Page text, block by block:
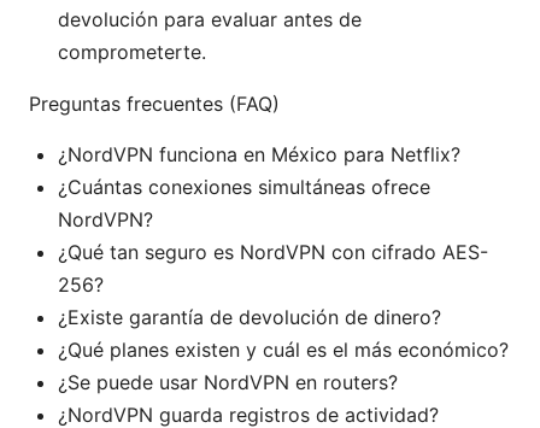
devolución para evaluar antes de
comprometerte.
Preguntas frecuentes (FAQ)
¿NordVPN funciona en México para Netflix?
¿Cuántas conexiones simultáneas ofrece
NordVPN?
¿Qué tan seguro es NordVPN con cifrado AES-
256?
¿Existe garantía de devolución de dinero?
¿Qué planes existen y cuál es el más económico?
¿Se puede usar NordVPN en routers?
¿NordVPN guarda registros de actividad?